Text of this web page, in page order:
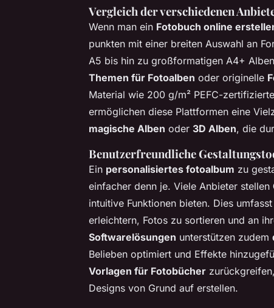
Vergleich der verschiedenen
Wenn man ein Fotobuch online
punkten mit einer breiten Auswahl an
A5 bis hin zu großformatigen A4+
Themen für Fotoalben oder originelle
Material wie 200 g/m² PEFC-
ermöglichen diese Plattformen eine
magische Alben oder 3D Alben, die
Benutzerfreundliche
Ein personalisiertes fotoalbum zu
einfacher denn je. Viele Anbieter stellen
intuitive Funktionen bieten. Dies
erleichtern, Fotos zu sortieren und an
Softwarelösungen unterstützen zudem
Belieben optimiert und Effekte
Vorlagen für Fotobücher
Designs von Grund auf erstellen.